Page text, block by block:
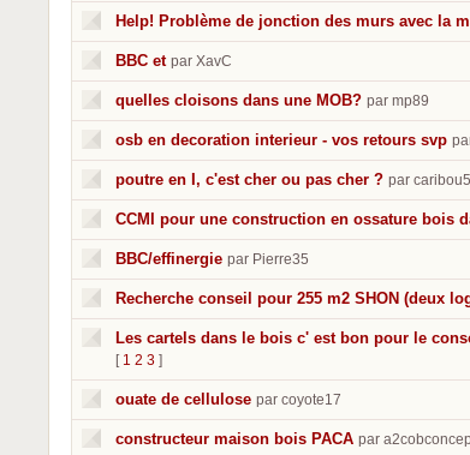
Help! Problème de jonction des murs avec la
BBC et par XavC
quelles cloisons dans une MOB? par mp89
osb en decoration interieur - vos retours svp
poutre en I, c'est cher ou pas cher ? par
CCMI pour une construction en ossature bois
BBC/effinergie par Pierre35
Recherche conseil pour 255 m2 SHON (deux
Les cartels dans le bois c' est bon pour le
[ 1 2 3 ]
ouate de cellulose par coyote17
constructeur maison bois PACA par